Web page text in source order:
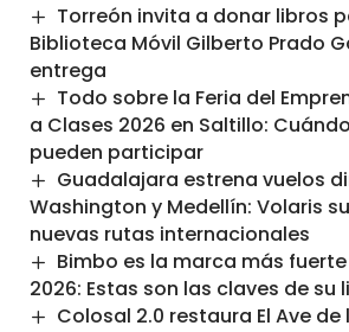
Torreón invita a donar libros
Biblioteca Móvil Gilberto Prado
entrega
Todo sobre la Feria del
a Clases 2026 en Saltillo:
pueden participar
Guadalajara estrena vuelos
Washington y Medellín: Volaris
nuevas rutas internacionales
Bimbo es la marca más
2026: Estas son las claves de su
Colosal 2.0 restaura El Ave de